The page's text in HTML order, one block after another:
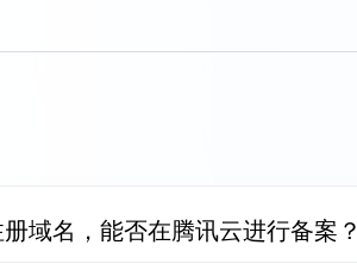
域名，能否在腾讯云进行备案？